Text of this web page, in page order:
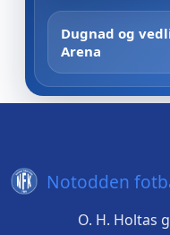
Dugnad og
Arena
Notodden
O. H. Holtas